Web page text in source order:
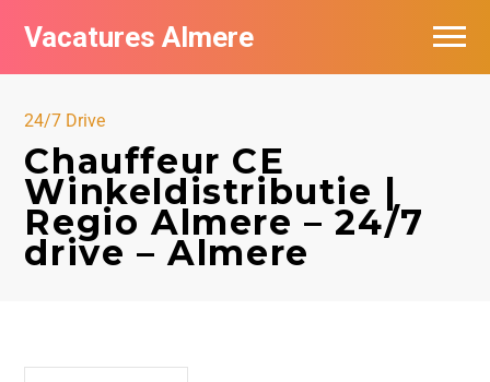
Vacatures Almere
24/7 Drive
Chauffeur CE
Winkeldistributie |
Regio Almere – 24/7
drive – Almere
Vacatures per bedrijf
Nieuwsbrief feed